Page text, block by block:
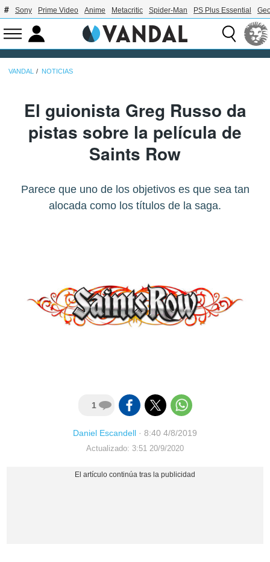
Sony Prime Video Anime Metacritic Spider-Man PS Plus Essential
VANDAL NOTICIAS
El guionista Greg Russo da
pistas sobre la película de
Saints Row
Parece que uno de los objetivos es que sea tan
alocada como los títulos de la saga.
1
Daniel Escandell · 8:40 4/8/2019
Actualizado: 3:51 20/9/2020